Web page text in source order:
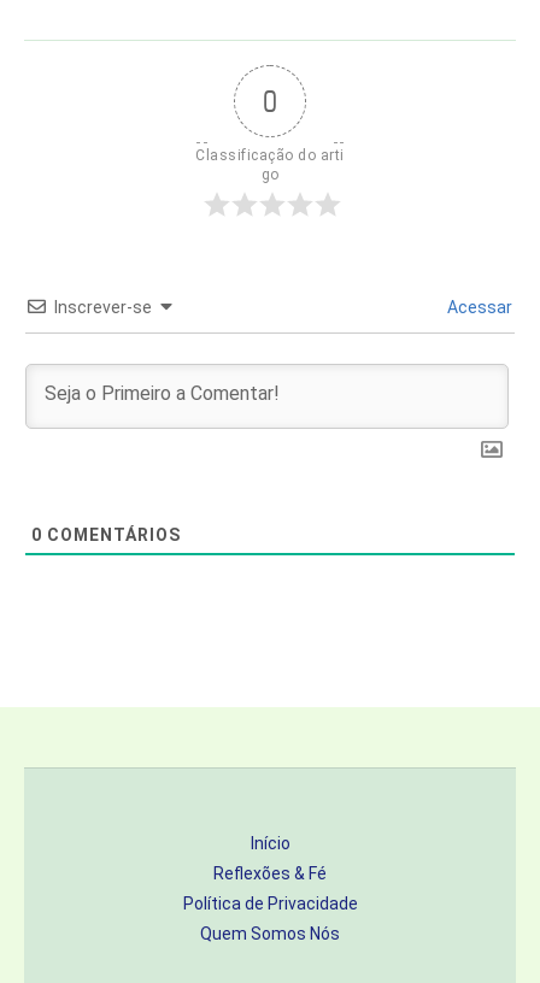
0
Classificação do arti
go
Inscrever-se Acessar
0 COMENTÁRIOS
Início
Reflexões & Fé
Política de Privacidade
Quem Somos Nós